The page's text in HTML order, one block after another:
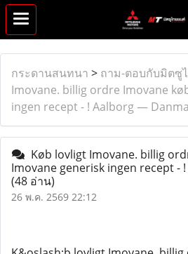
กระดานสนทนา > ถาม-ตอบกับมิตซู
Imovane. billig ordre Imovane
ingen recept - ! Aalborg —
Køb lovligt Imovane. billig
Imovane generisk ingen recept
(48 อ่าน)
26 พ.ค. 2569 22:12